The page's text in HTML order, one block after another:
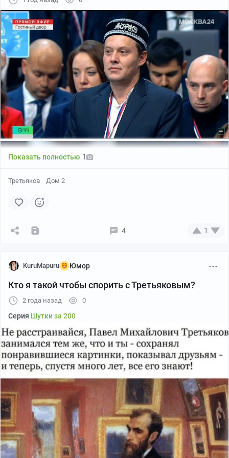
Но нам уже об этом никто не скажет в сводках,
Ведь мы погибли в первом же бою.
Еще Гастелло Коля не поднял самолета
И пропасть отделяла от весны,
Еще не лег Матросов на жало пулемета, —
Была среда, четвертый день войны…
Была среда, четвертый день войны…
Таки да.
Виктор жидoв не любит, ну ладно, я ж про
достоверность. Распространенное выражение.
Показать полностью 1
Третьяков Дом 2
4 1
KuruMapuru Юмор
Кто я такой чтобы спорить с Третьяковым?
2 года назад 0
Серия Шутки за 200